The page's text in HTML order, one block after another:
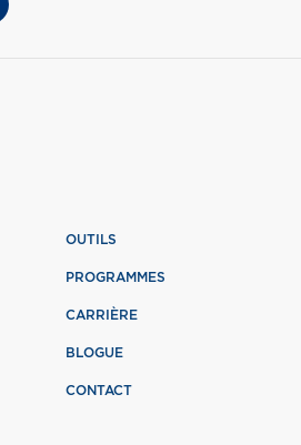
OUTILS
PROGRAMMES
CARRIÈRE
BLOGUE
CONTACT